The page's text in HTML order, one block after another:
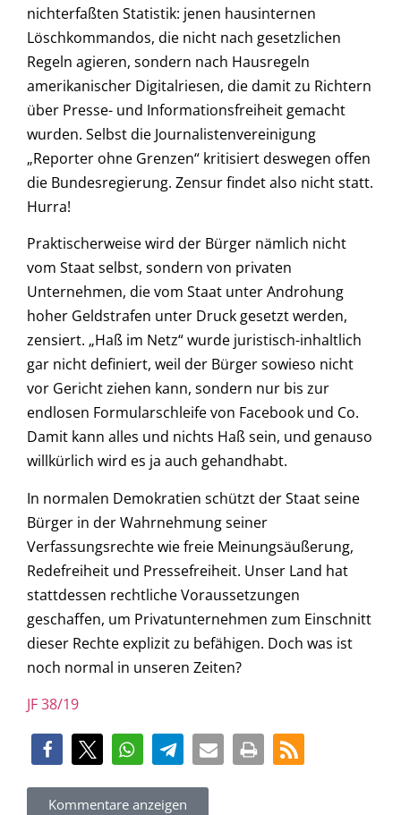
nichterfaßten Statistik: jenen hausinternen
Löschkommandos, die nicht nach gesetzlichen
Regeln agieren, sondern nach Hausregeln
amerikanischer Digitalriesen, die damit zu Richtern
über Presse- und Informationsfreiheit gemacht
wurden. Selbst die Journalistenvereinigung
„Reporter ohne Grenzen“ kritisiert deswegen offen
die Bundesregierung. Zensur findet also nicht statt.
Hurra!
Praktischerweise wird der Bürger nämlich nicht
vom Staat selbst, sondern von privaten
Unternehmen, die vom Staat unter Androhung
hoher Geldstrafen unter Druck gesetzt werden,
zensiert. „Haß im Netz“ wurde juristisch-inhaltlich
gar nicht definiert, weil der Bürger sowieso nicht
vor Gericht ziehen kann, sondern nur bis zur
endlosen Formularschleife von Facebook und Co.
Damit kann alles und nichts Haß sein, und genauso
willkürlich wird es ja auch gehandhabt.
In normalen Demokratien schützt der Staat seine
Bürger in der Wahrnehmung seiner
Verfassungsrechte wie freie Meinungsäußerung,
Redefreiheit und Pressefreiheit. Unser Land hat
stattdessen rechtliche Voraussetzungen
geschaffen, um Privatunternehmen zum Einschnitt
dieser Rechte explizit zu befähigen. Doch was ist
noch normal in unseren Zeiten?
JF 38/19
Kommentare anzeigen